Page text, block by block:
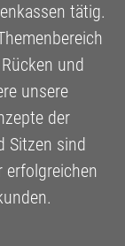
tätig.
und
unsere
der
Sitzen sind
erfolgreichen